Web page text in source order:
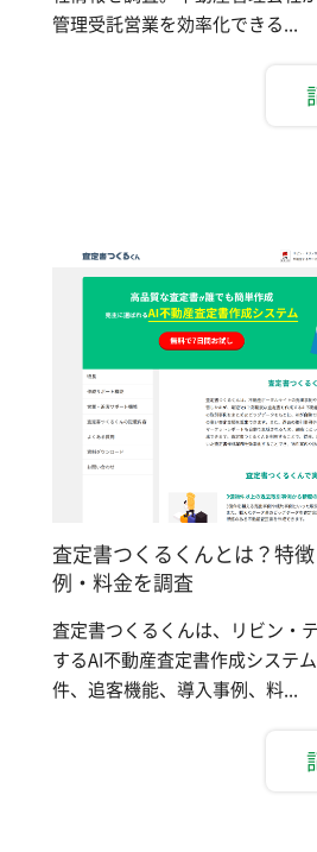
管理受託営業を効率化できる...
査定書つくるくんとは？特
例・料金を調査
査定書つくるくんは、リビン・
するAI不動産査定書作成システ
件、追客機能、導入事例、料...